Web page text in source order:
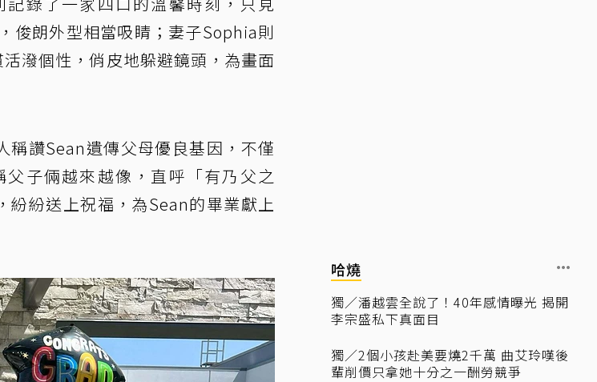
俊朗外型相當吸睛；妻子Sophia則
潑個性，俏皮地躲避鏡頭，為畫面
稱讚Sean遺傳父母優良基因，不僅
子倆越來越像，直呼「有乃父之
紛紛送上祝福，為Sean的畢業獻上
哈燒
獨／潘越雲全說了！40年感情曝光 揭開
李宗盛私下真面目
獨／2個小孩赴美要燒2千萬 曲艾玲嘆後
輩削價只拿她十分之一酬勞競爭